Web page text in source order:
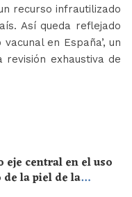
recurso infrautilizado
Así queda reflejado
en España’, un
exhaustiva de
eje central en el uso
la piel de la